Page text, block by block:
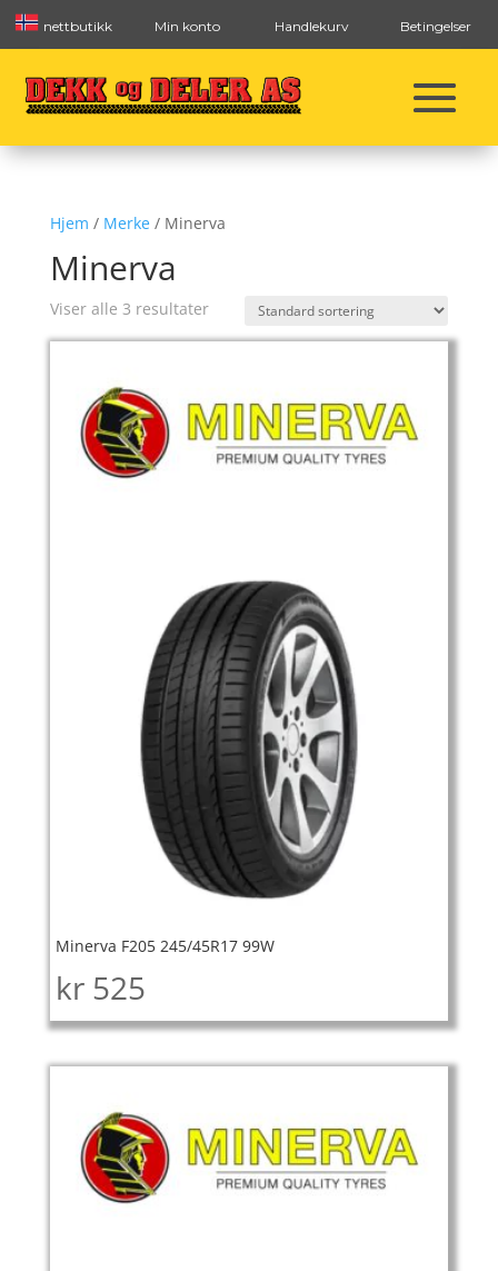
nettbutikk Min konto Handlekurv Betingelser
Hjem / Merke/ Minerva
Minerva
Viser alle 3 resultater
Minerva F205 245/45R17 99W
kr 525